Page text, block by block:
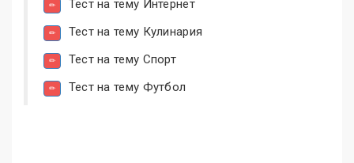
Тест на тему Интернет
Тест на тему Кулинария
Тест на тему Спорт
Тест на тему Футбол